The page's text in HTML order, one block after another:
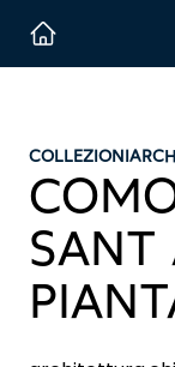
COLLEZIONI
SANT